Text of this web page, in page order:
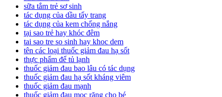
sữa tắm trẻ sơ sinh
tác dụng của dầu tẩy trang
tác dụng của kem chống nắng
tại sao trẻ hay khóc đêm
tai sao tre so sinh hay khoc dem
tên các loại thuốc giảm đau hạ sốt
thực phẩm để tủ lạnh
thuốc giảm đau bao lâu có tác dụng
thuốc giảm đau hạ sốt kháng viêm
thuốc giảm đau mạnh
thuốc giảm đau mọc răng cho bé